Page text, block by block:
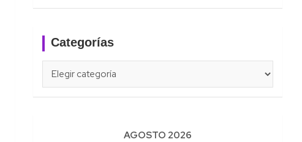
Categorías
AGOSTO 2026